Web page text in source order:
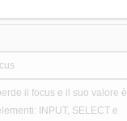
il focus e il suo valore è
INPUT, SELECT e